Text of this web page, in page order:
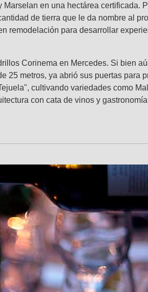
en una hectárea certificada.
de tierra que le da nombre al
remodelación para desarrollar
Corinema en Mercedes. Si bien
25 metros, ya abrió sus puertas para
cultivando variedades como
con cata de vinos y